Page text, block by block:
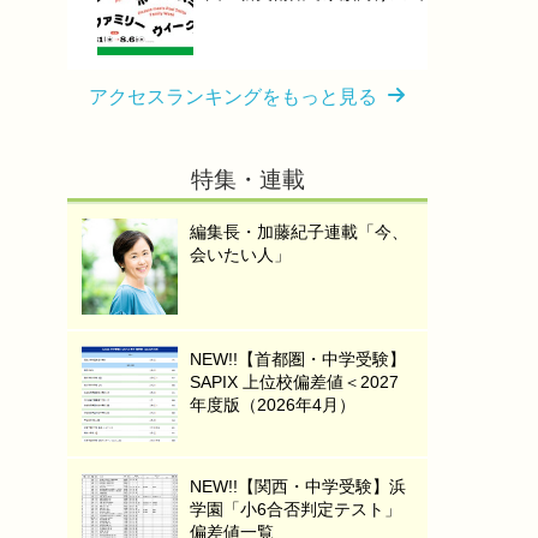
アクセスランキングをもっと見る
特集・連載
編集長・加藤紀子連載「今、
会いたい人」
NEW!!【首都圏・中学受験】
SAPIX 上位校偏差値＜2027
年度版（2026年4月）
NEW!!【関西・中学受験】浜
学園「小6合否判定テスト」
偏差値一覧